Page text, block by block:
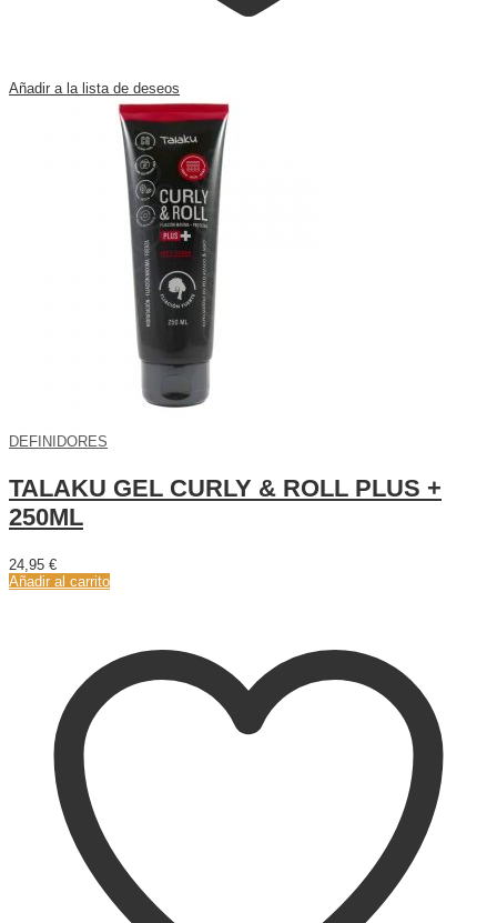
Añadir a la lista de deseos
DEFINIDORES
TALAKU GEL CURLY & ROLL PLUS +
250ML
24,95 €
Añadir al carrito